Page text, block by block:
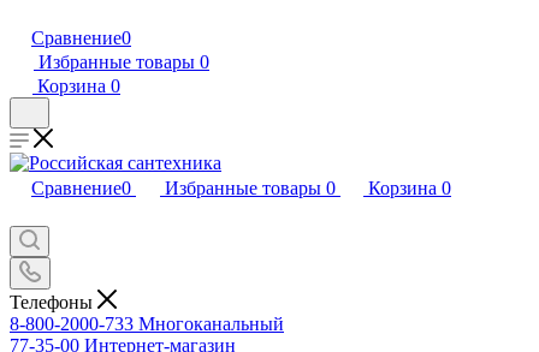
Сравнение0
Избранные товары 0
Корзина 0
Сравнение0 Избранные товары 0 Корзина 0
Телефоны
8-800-2000-733 Многоканальный
77-35-00 Интернет-магазин